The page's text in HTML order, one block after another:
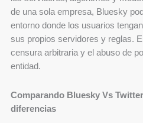
de una sola empresa, Bluesky
entorno donde los usuarios
sus propios servidores y reglas.
censura arbitraria y el abuso de
entidad.
Comparando Bluesky Vs
diferencias